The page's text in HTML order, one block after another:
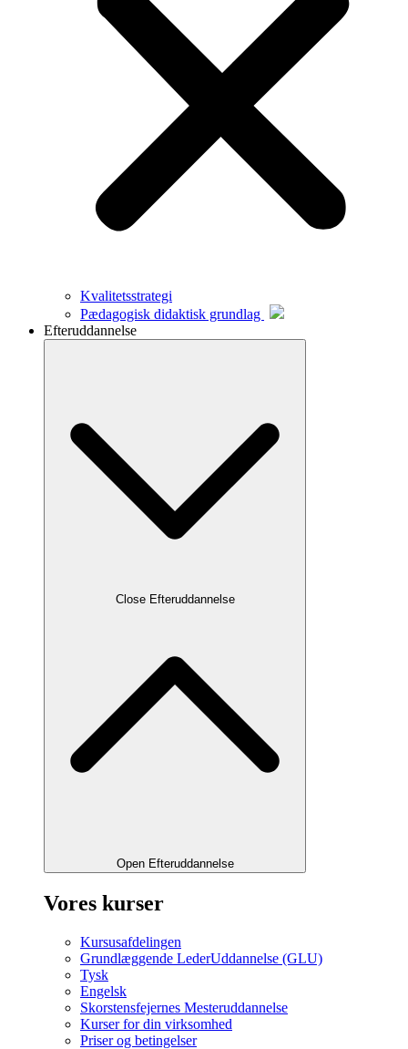
Kvalitetsstrategi
Pædagogisk didaktisk grundlag
Efteruddannelse
Close Efteruddannelse
Open Efteruddannelse
Vores kurser
Kursusafdelingen
Grundlæggende LederUddannelse (GLU)
Tysk
Engelsk
Skorstensfejernes Mesteruddannelse
Kurser for din virksomhed
Priser og betingelser